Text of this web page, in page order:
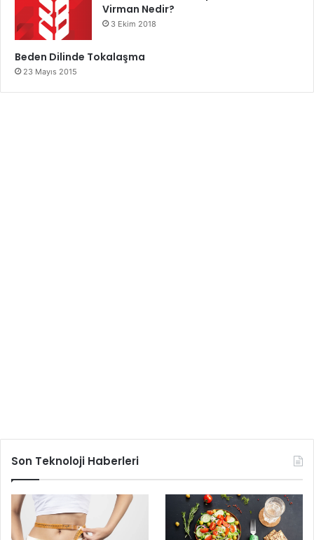
Virman Nedir?
3 Ekim 2018
Beden Dilinde Tokalaşma
23 Mayıs 2015
Son Teknoloji Haberleri